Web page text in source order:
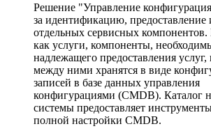
Решение "Управление
за идентификацию, предоставление
отдельных сервисных
как услуги, компоненты,
надлежащего предоставления
между ними хранятся в виде
записей в базе данных управления
конфигурациями (CMDB). Каталог
системы предоставляет
полной настройки CMDB.